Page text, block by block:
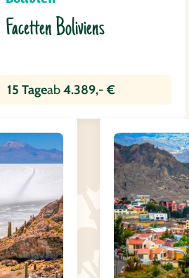
Facetten Boliviens
15 Tageab4.389,- €